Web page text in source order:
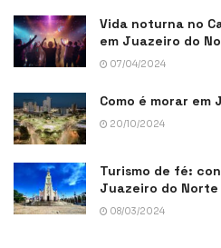
Vida noturna no
em Juazeiro do
07/04/2024
Como é morar em
20/10/2024
Turismo de fé:
Juazeiro do Norte
08/03/2024